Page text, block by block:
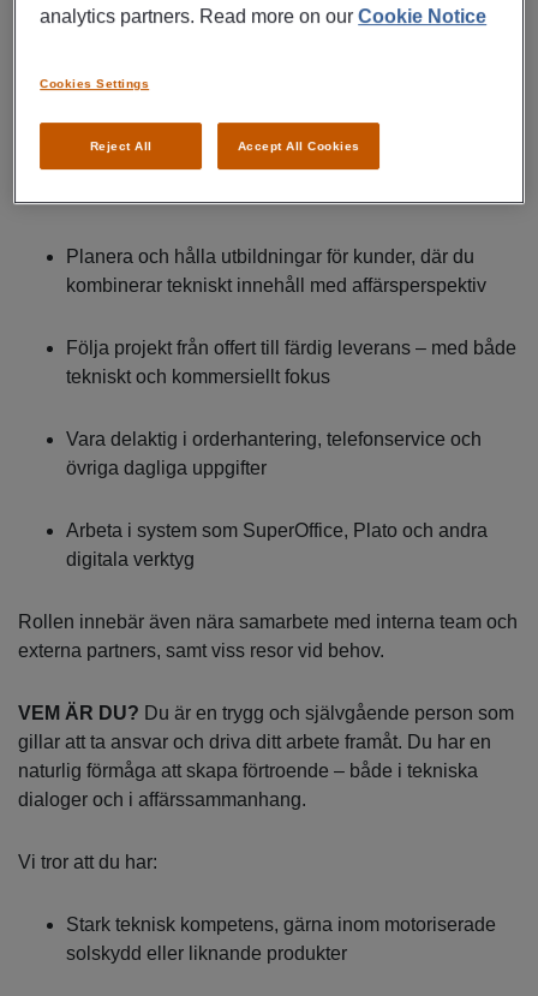
ärenden till kunder och återförsäljare
Planera och hålla utbildningar för kunder, där du
kombinerar tekniskt innehåll med affärsperspektiv
Följa projekt från offert till färdig leverans – med både
tekniskt och kommersiellt fokus
Vara delaktig i orderhantering, telefonservice och
övriga dagliga uppgifter
Arbeta i system som SuperOffice, Plato och andra
digitala verktyg
Rollen innebär även nära samarbete med interna team och
externa partners, samt viss resor vid behov.
VEM ÄR DU? Du är en trygg och självgående person som
gillar att ta ansvar och driva ditt arbete framåt. Du har en
naturlig förmåga att skapa förtroende – både i tekniska
dialoger och i affärssammanhang.
Vi tror att du har:
Stark teknisk kompetens, gärna inom motoriserade
solskydd eller liknande produkter
analytics partners. Read more on ourCookie Notice
Reject All Accept All Cookies
Cookies Settings